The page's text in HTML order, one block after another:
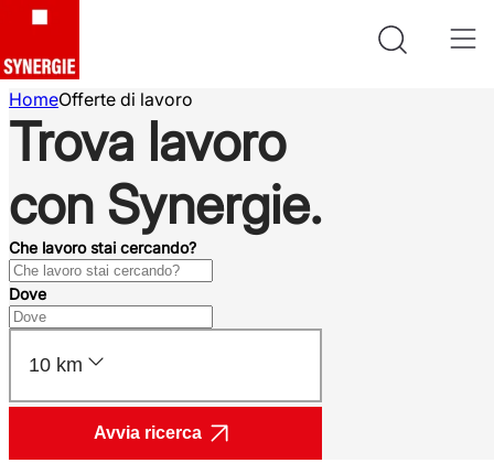
HomeOfferte di lavoro
Trova lavoro
con Synergie.
Che lavoro stai cercando?
Dove
10 km
Avvia ricerca